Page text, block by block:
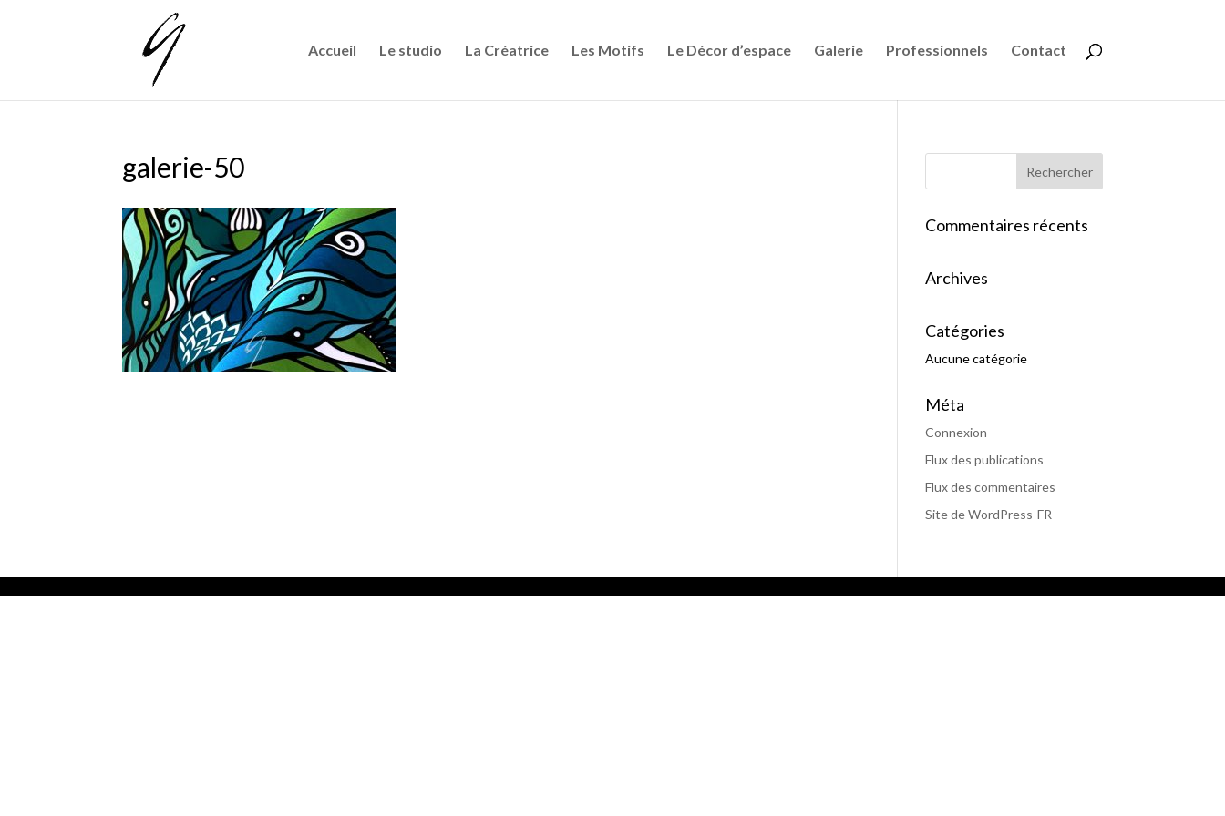
Accueil Le studio La Créatrice Les Motifs Le Décor d’espace Galerie Professionnels Contact
galerie-50
Commentaires récents
Archives
Catégories
Aucune catégorie
Méta
Connexion
Flux des publications
Flux des commentaires
Site de WordPress-FR